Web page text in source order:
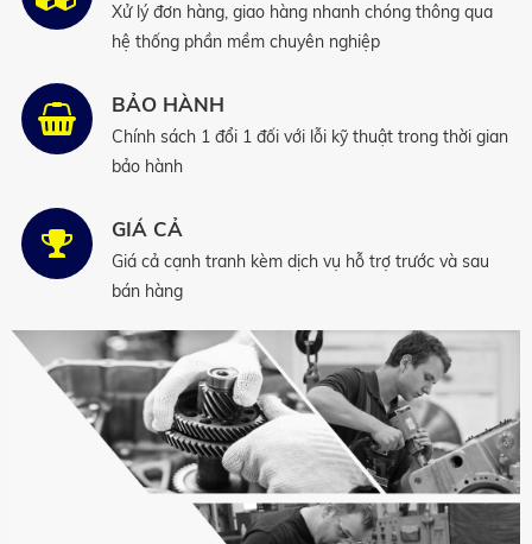
Xử lý đơn hàng, giao hàng nhanh chóng thông qua
hệ thống phần mềm chuyên nghiệp
BẢO HÀNH
Chính sách 1 đổi 1 đối với lỗi kỹ thuật trong thời gian
bảo hành
GIÁ CẢ
Giá cả cạnh tranh kèm dịch vụ hỗ trợ trước và sau
bán hàng